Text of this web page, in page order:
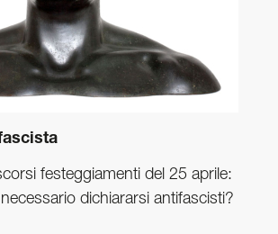
festeggiamenti del 25 aprile:
dichiararsi antifascisti?